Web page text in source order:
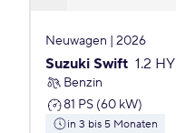
Neuwagen | 2026
Suzuki Swift 1.2
Benzin
81 PS (60 kW)
in 3 bis 5 Monaten